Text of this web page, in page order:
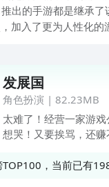
出的手游都是继承了
加入了更为人性化的
各种营销策略和员工
在享受玩乐的同时还
发展国
角色扮演 | 82.23MB
太难了！经营一家游戏
想哭！又要挨骂，还
还有3个人，为了维持
TOP100，当前已有